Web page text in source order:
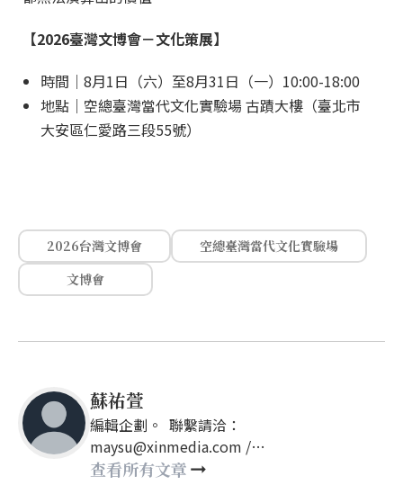
【2026臺灣文博會－文化策展】
時間｜8月1日（六）至8月31日（一）10:00-18:00
地點｜空總臺灣當代文化實驗場 古蹟大樓（臺北市
大安區仁愛路三段55號）
2026台灣文博會
空總臺灣當代文化實驗場
文博會
蘇祐萱
編輯企劃。 聯繫請洽：
maysu@xinmedia.com /
may860527@gmail.com
查看所有文章